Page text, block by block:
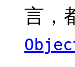
言，